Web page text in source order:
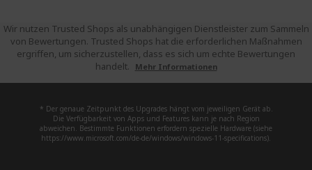
Wir nutzen Trusted Shops als unabhängigen Dienstleister zum Sammeln
von Bewertungen. Trusted Shops hat die erforderlichen Maßnahmen
ergriffen, um sicherzustellen, dass es sich um echte Bewertungen
handelt.
Mehr Informationen
* Der genaue Zeitpunkt des Upgrades hängt vom jeweiligen Gerät ab.
Die Verfügbarkeit von Apps und Features kann je nach Region
abweichen. Bestimmte Funktionen erfordern spezielle Hardware (siehe
https://www.microsoft.com/de-de/windows/windows-11-specifications).